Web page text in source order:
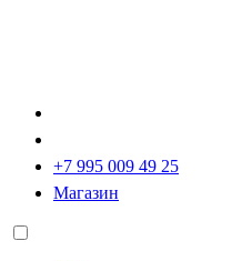
+7 995 009 49 25
Магазин